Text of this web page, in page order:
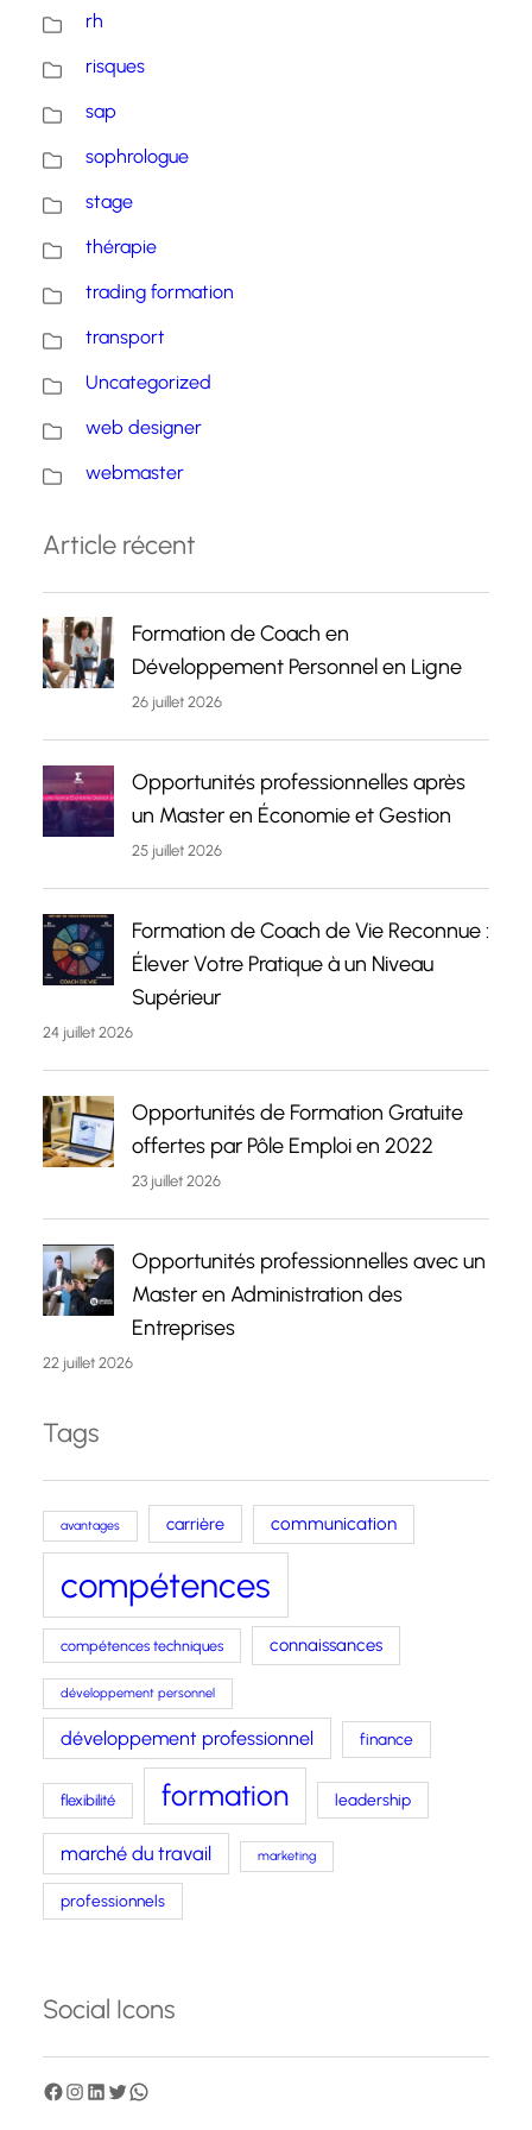
rh
risques
sap
sophrologue
stage
thérapie
trading formation
transport
Uncategorized
web designer
webmaster
Article récent
Formation de Coach en
Développement Personnel en Ligne
26 juillet 2026
Opportunités professionnelles après
un Master en Économie et Gestion
25 juillet 2026
Formation de Coach de Vie Reconnue :
Élever Votre Pratique à un Niveau
Supérieur
24 juillet 2026
Opportunités de Formation Gratuite
offertes par Pôle Emploi en 2022
23 juillet 2026
Opportunités professionnelles avec un
Master en Administration des
Entreprises
22 juillet 2026
Tags
avantages carrière communication
compétences
compétences techniques connaissances
développement personnel
développement professionnel finance
flexibilité formation leadership
marché du travail marketing
professionnels
Social Icons
F I
L T W